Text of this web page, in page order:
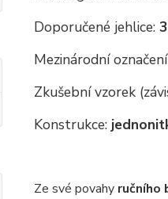
Doporučené jehlice:
Mezinárodní
Zkušební vzorek
Konstrukce:
Ze své povahyručního